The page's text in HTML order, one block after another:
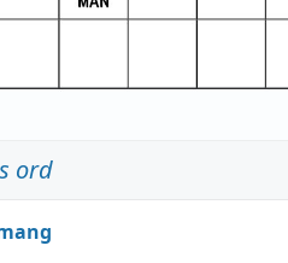
ord